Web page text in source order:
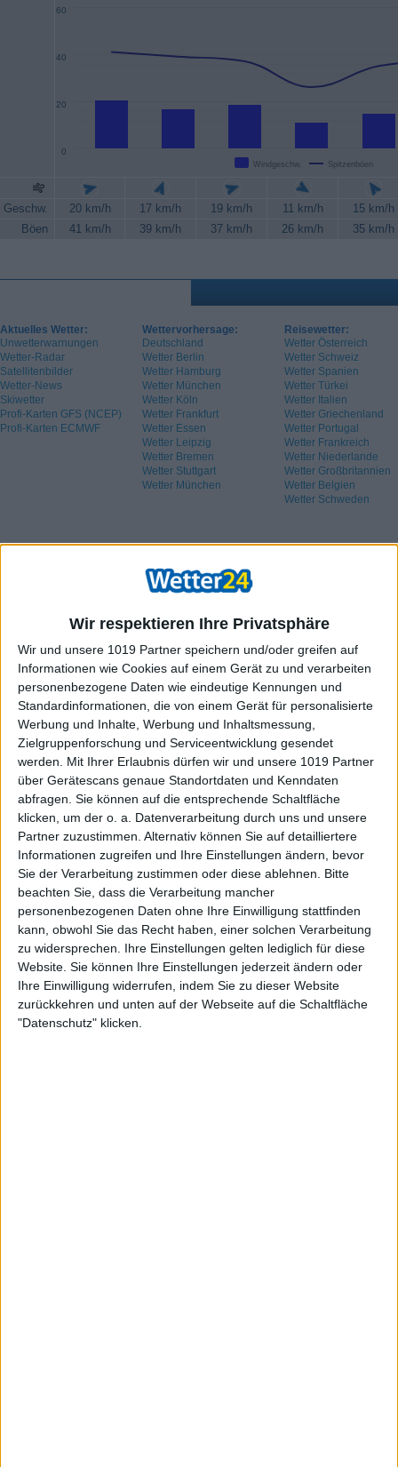
Wir respektieren Ihre Privatsphäre
Wir und unsere 1019 Partner speichern und/oder greifen auf
Informationen wie Cookies auf einem Gerät zu und verarbeiten
personenbezogene Daten wie eindeutige Kennungen und
Standardinformationen, die von einem Gerät für personalisierte
Werbung und Inhalte, Werbung und Inhaltsmessung,
Zielgruppenforschung und Serviceentwicklung gesendet
werden.
Mit Ihrer Erlaubnis dürfen wir und unsere 1019 Partner
über Gerätescans genaue Standortdaten und Kenndaten
abfragen. Sie können auf die entsprechende Schaltfläche
klicken, um der o. a. Datenverarbeitung durch uns und unsere
Partner zuzustimmen. Alternativ können Sie auf detailliertere
Informationen zugreifen und Ihre Einstellungen ändern, bevor
Sie der Verarbeitung zustimmen oder diese ablehnen.
Bitte
beachten Sie, dass die Verarbeitung mancher
personenbezogenen Daten ohne Ihre Einwilligung stattfinden
kann, obwohl Sie das Recht haben, einer solchen Verarbeitung
zu widersprechen. Ihre Einstellungen gelten lediglich für diese
Website. Sie können Ihre Einstellungen jederzeit ändern oder
Ihre Einwilligung widerrufen, indem Sie zu dieser Website
zurückkehren und unten auf der Webseite auf die Schaltfläche
"Datenschutz" klicken.
Windgeschw. Spitzenböen
0
20
40
60
Geschw. 20 km/h 17 km/h 19 km/h 11 km/h
15 km/h
Böen
41 km/h 39 km/h 37 km/h 26 km/h 35 km/h
Aktuelles Wetter:
Unwetterwarnungen
Wetter-Radar
Satellitenbilder
Wetter-News
Skiwetter
Profi-Karten GFS (NCEP)
Profi-Karten ECMWF
Wettervorhersage:
Deutschland
Wetter Berlin
Wetter Hamburg
Wetter München
Wetter Köln
Wetter Frankfurt
Wetter Essen
Wetter Leipzig
Wetter Bremen
Wetter Stuttgart
Wetter München
Reisewetter:
Wetter Österreich
Wetter Schweiz
Wetter Spanien
Wetter Türkei
Wetter Italien
Wetter Griechenland
Wetter Portugal
Wetter Frankreich
Wetter Niederlande
Wetter Großbritannien
Wetter Belgien
Wetter Schweden